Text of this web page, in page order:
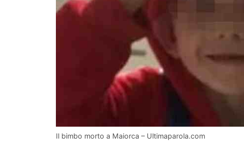
Il bimbo morto a Maiorca – Ultimaparola.com